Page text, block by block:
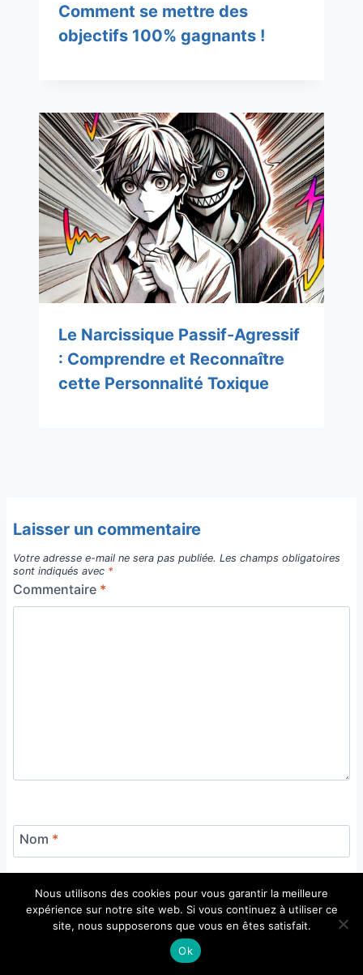
Comment se mettre des
objectifs 100% gagnants !
Le Narcissique Passif-Agressif
: Comprendre et Reconnaître
cette Personnalité Toxique
Laisser un commentaire
Votre adresse e-mail ne sera pas publiée. Les champs obligatoires
sont indiqués avec *
Commentaire *
Nom *
E-mail*
Nous utilisons des cookies pour vous garantir la meilleure
expérience sur notre site web. Si vous continuez à utiliser ce
site, nous supposerons que vous en êtes satisfait.
Ok